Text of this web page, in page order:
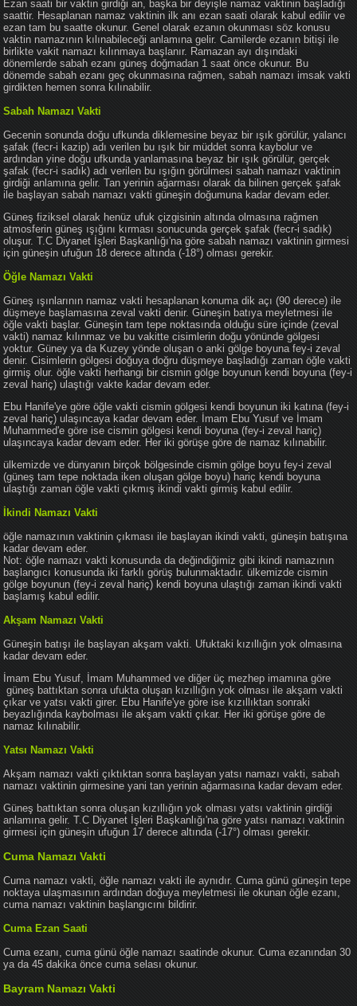
Ezan saati bir vaktin girdiği an, başka bir deyişle namaz vaktinin başladığı
saattir. Hesaplanan namaz vaktinin ilk anı ezan saati olarak kabul edilir ve
ezan tam bu saatte okunur. Genel olarak ezanın okunması söz konusu
vaktin namazının kılınabileceği anlamına gelir. Camilerde ezanın bitişi ile
birlikte vakit namazı kılınmaya başlanır. Ramazan ayı dışındaki
dönemlerde sabah ezanı güneş doğmadan 1 saat önce okunur. Bu
dönemde sabah ezanı geç okunmasına rağmen, sabah namazı imsak vakti
girdikten hemen sonra kılınabilir.
Sabah Namazı Vakti
Gecenin sonunda doğu ufkunda diklemesine beyaz bir ışık görülür, yalancı
şafak (fecr-i kazip) adı verilen bu ışık bir müddet sonra kaybolur ve
ardından yine doğu ufkunda yanlamasına beyaz bir ışık görülür, gerçek
şafak (fecr-i sadık) adı verilen bu ışığın görülmesi sabah namazı vaktinin
girdiği anlamına gelir. Tan yerinin ağarması olarak da bilinen gerçek şafak
ile başlayan sabah namazı vakti güneşin doğumuna kadar devam eder.
Güneş fiziksel olarak henüz ufuk çizgisinin altında olmasına rağmen
atmosferin güneş ışığını kırması sonucunda gerçek şafak (fecr-i sadık)
oluşur. T.C Diyanet İşleri Başkanlığı'na göre sabah namazı vaktinin girmesi
için güneşin ufuğun 18 derece altında (-18°) olması gerekir.
Öğle Namazı Vakti
Güneş ışınlarının namaz vakti hesaplanan konuma dik açı (90 derece) ile
düşmeye başlamasına zeval vakti denir. Güneşin batıya meyletmesi ile
öğle vakti başlar. Güneşin tam tepe noktasında olduğu süre içinde (zeval
vakti) namaz kılınmaz ve bu vakitte cisimlerin doğu yönünde gölgesi
yoktur. Güney ya da Kuzey yönde oluşan o anki gölge boyuna fey-i zeval
denir. Cisimlerin gölgesi doğuya doğru düşmeye başladığı zaman öğle vakti
girmiş olur. öğle vakti herhangi bir cismin gölge boyunun kendi boyuna (fey-i
zeval hariç) ulaştığı vakte kadar devam eder.
Ebu Hanife'ye göre öğle vakti cismin gölgesi kendi boyunun iki katına (fey-i
zeval hariç) ulaşıncaya kadar devam eder. İmam Ebu Yusuf ve İmam
Muhammed'e göre ise cismin gölgesi kendi boyuna (fey-i zeval hariç)
ulaşıncaya kadar devam eder. Her iki görüşe göre de namaz kılınabilir.
ülkemizde ve dünyanın birçok bölgesinde cismin gölge boyu fey-i zeval
(güneş tam tepe noktada iken oluşan gölge boyu) hariç kendi boyuna
ulaştığı zaman öğle vakti çıkmış ikindi vakti girmiş kabul edilir.
İkindi Namazı Vakti
öğle namazının vaktinin çıkması ile başlayan ikindi vakti, güneşin batışına
kadar devam eder.
Not: öğle namazı vakti konusunda da değindiğimiz gibi ikindi namazının
başlangıcı konusunda iki farklı görüş bulunmaktadır. ülkemizde cismin
gölge boyunun (fey-i zeval hariç) kendi boyuna ulaştığı zaman ikindi vakti
başlamış kabul edilir.
Akşam Namazı Vakti
Güneşin batışı ile başlayan akşam vakti. Ufuktaki kızıllığın yok olmasına
kadar devam eder.
İmam Ebu Yusuf, İmam Muhammed ve diğer üç mezhep imamına göre
güneş battıktan sonra ufukta oluşan kızıllığın yok olması ile akşam vakti
çıkar ve yatsı vakti girer. Ebu Hanife'ye göre ise kızıllıktan sonraki
beyazlığında kaybolması ile akşam vakti çıkar. Her iki görüşe göre de
namaz kılınabilir.
Yatsı Namazı Vakti
Akşam namazı vakti çıktıktan sonra başlayan yatsı namazı vakti, sabah
namazı vaktinin girmesine yani tan yerinin ağarmasına kadar devam eder.
Güneş battıktan sonra oluşan kızıllığın yok olması yatsı vaktinin girdiği
anlamına gelir. T.C Diyanet İşleri Başkanlığı'na göre yatsı namazı vaktinin
girmesi için güneşin ufuğun 17 derece altında (-17°) olması gerekir.
Cuma Namazı Vakti
Cuma namazı vakti, öğle namazı vakti ile aynıdır. Cuma günü güneşin tepe
noktaya ulaşmasının ardından doğuya meyletmesi ile okunan öğle ezanı,
cuma namazı vaktinin başlangıcını bildirir.
Cuma Ezan Saati
Cuma ezanı, cuma günü öğle namazı saatinde okunur. Cuma ezanından 30
ya da 45 dakika önce cuma selası okunur.
Bayram Namazı Vakti